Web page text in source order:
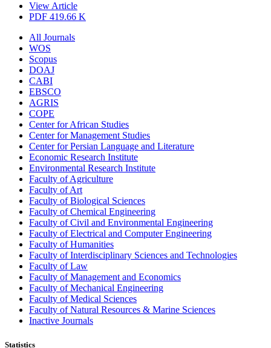
View Article
PDF 419.66 K
All Journals
WOS
Scopus
DOAJ
CABI
EBSCO
AGRIS
COPE
Center for African Studies
Center for Management Studies
Center for Persian Language and Literature
Economic Research Institute
Environmental Research Institute
Faculty of Agriculture
Faculty of Art
Faculty of Biological Sciences
Faculty of Chemical Engineering
Faculty of Civil and Environmental Engineering
Faculty of Electrical and Computer Engineering
Faculty of Humanities
Faculty of Interdisciplinary Sciences and Technologies
Faculty of Law
Faculty of Management and Economics
Faculty of Mechanical Engineering
Faculty of Medical Sciences
Faculty of Natural Resources & Marine Sciences
Inactive Journals
Statistics